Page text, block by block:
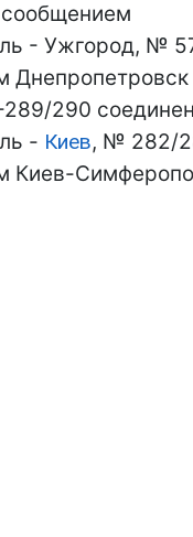
- Ужгород, №
290
- Киев, № 282/
Киев-